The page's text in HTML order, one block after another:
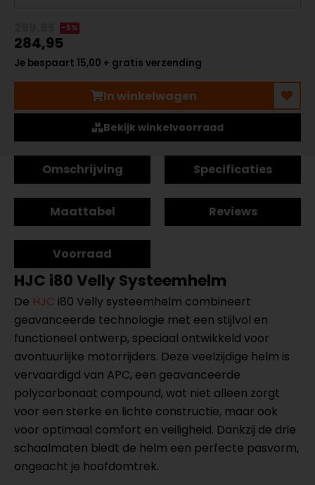
-5%
284,95
Je bespaart 15,00 + gratis verzending
In winkelwagen
Bekijk winkelvoorraad
Omschrijving Specificaties
Maattabel Reviews
Voorraad
HJC i80 Velly Systeemhelm
De HJC i80 Velly systeemhelm combineert
geavanceerde technologie met een stijlvol en
functioneel ontwerp, speciaal ontwikkeld voor
avontuurlijke motorrijders. Deze veelzijdige helm is
vervaardigd van APC, een geavanceerde
polycarbonaat compound, wat niet alleen zorgt
voor een sterke en lichte constructie, maar ook
voor optimaal comfort en veiligheid. Dankzij de drie
schaalmaten biedt de helm een perfecte pasvorm,
ongeacht je hoofdomtrek.